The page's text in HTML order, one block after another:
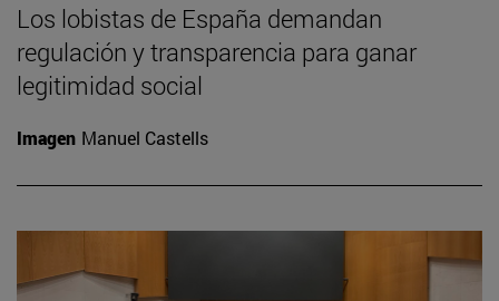
Los lobistas de España demandan
regulación y transparencia para ganar
legitimidad social
Imagen Manuel Castells